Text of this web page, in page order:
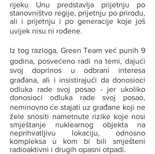
rijeku Unu predstavlja prijetnju po
stanovništvo regije, prijetnju po prirodu,
ali i prijetnju i po generacije koje još
uvijek nisu ni rođene.
Iz tog razloga, Green Team već punih 9
godina, posvećeno radi na temi, dajući
svoj doprinos u odbrani interesa
građana, ali i insistirajući da donosioci
odluka rade svoj posao - jer ukoliko
donosioci odluka rade svoj posao,
neminovno će stajati uz građane koji ne
žele snositi nametnute rizike koje nosi
smještanje nuklearnog objekta na
neprihvatljivu lokaciju, odnosno
kompleksa u kom bi bili smješteni
radioaktivni i drugih opasni otpadi.